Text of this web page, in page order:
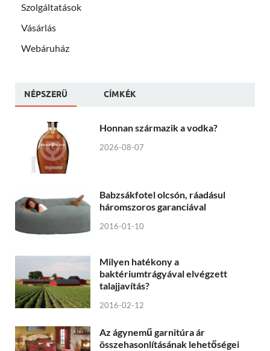
Szolgáltatások
Vásárlás
Webáruház
NÉPSZERÜ CÍMKÉK
Honnan származik a vodka?
2026-08-07
Babzsákfotel olcsón, ráadásul
háromszoros garanciával
2016-01-10
Milyen hatékony a
baktériumtrágyával elvégzett
talajjavítás?
2016-02-12
Az ágynemű garnitúra ár
összehasonlításának lehetőségei